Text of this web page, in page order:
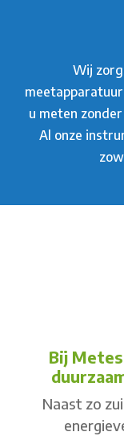
Wij
u meten
Al onze
Bij
Naast zo